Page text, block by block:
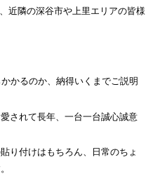
近隣の深谷市や上里エリアの皆様
かるのか、納得いくまでご説明
されて長年、一台一台誠心誠意
り付けはもちろん、日常のちょ